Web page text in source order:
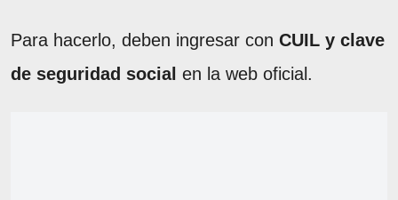
Para hacerlo, deben ingresar con CUIL y clave
de seguridad social en la web oficial.